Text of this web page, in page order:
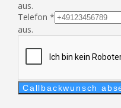
aus.
Telefon *
aus.
Callbackwunsch